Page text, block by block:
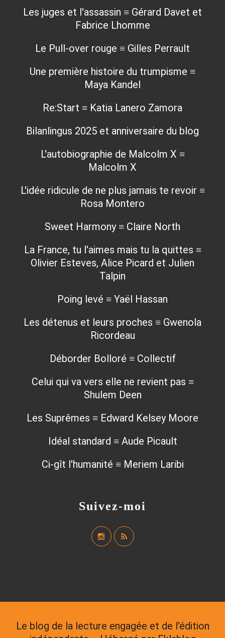
Suivez-moi
Les juges et l'assassin ≡ Gérard Davet et
Fabrice Lhomme
Le Pull-over rouge ≡ Gilles Perrault
Une première histoire du trumpisme ≡
Maya Kandel
Re:Start ≡ Katia Lanero Zamora
Bilanlingus 2025 et anniversaire du blog
L'autobiographie de Malcolm X ≡
Malcolm X
L'idée ridicule de ne plus jamais te revoir ≡
Rosa Montero
Sweet Harmony ≡ Claire North
La France, tu l'aimes mais tu la quittes ≡
Olivier Esteves, Alice Picard et Julien
Talpin
Poing levé ≡ Yaël Hassan
Les détenus et leurs proches ≡ Gwenola
Ricordeau
Déborder Bolloré ≡ Collectif
Celui qui va vers elle ne revient pas ≡
Shulem Deen
Les Suprêmes ≡ Edward Kelsey Moore
Idéal standard ≡ Aude Picault
Ci-gît l'humanité ≡ Meriem Laribi
Le blog de la lecture engagée et de l'édition